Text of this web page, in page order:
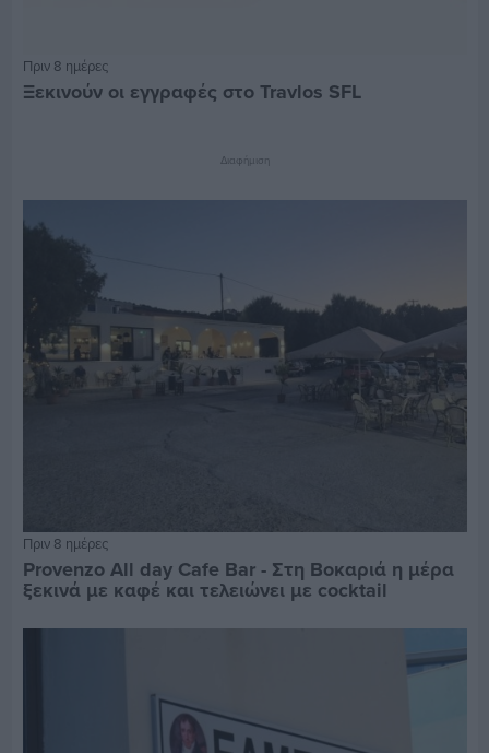
Πριν 8 ημέρες
Ξεκινούν οι εγγραφές στο Travlos SFL
Διαφήμιση
Πριν 8 ημέρες
Provenzo All day Cafe Bar - Στη Βοκαριά η μέρα
ξεκινά με καφέ και τελειώνει με cocktail